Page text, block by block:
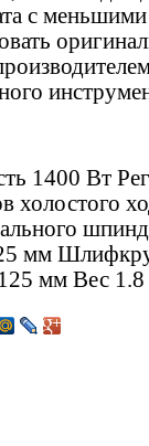
с
1400 Вт
холостого
мм
мм Вес 1.8